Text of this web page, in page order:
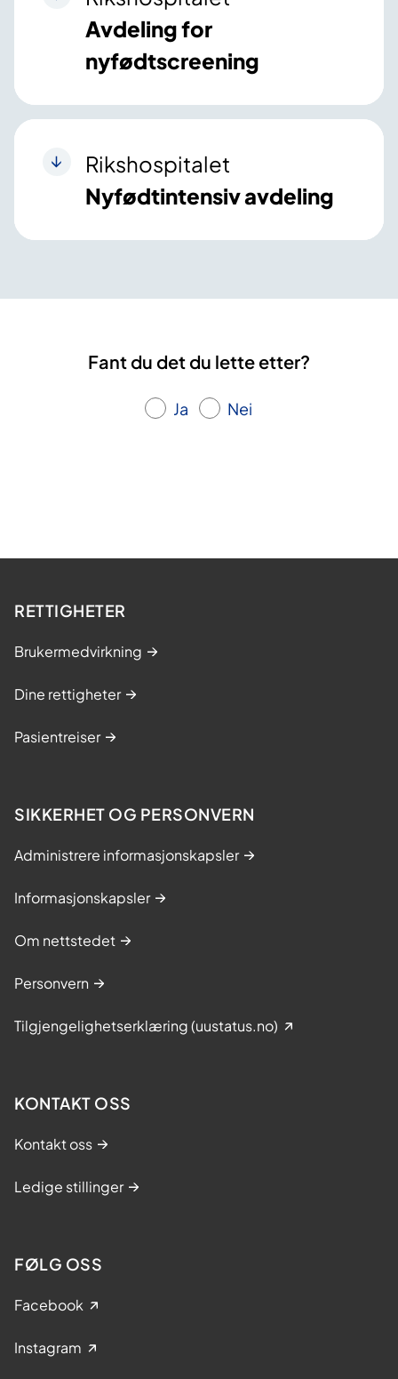
Avdeling for
nyfødtscreening
Rikshospitalet
Nyfødtintensiv avdeling
Fant du det du lette etter?
Ja Nei
RETTIGHETER
Brukermedvirkning
Dine rettigheter
Pasientreiser
SIKKERHET OG PERSONVERN
Administrere informasjonskapsler
Informasjonskapsler
Om nettstedet
Personvern
Tilgjengelighetserklæring (uustatus.no)
KONTAKT OSS
Kontakt oss
Ledige stillinger
FØLG OSS
Facebook
Instagram